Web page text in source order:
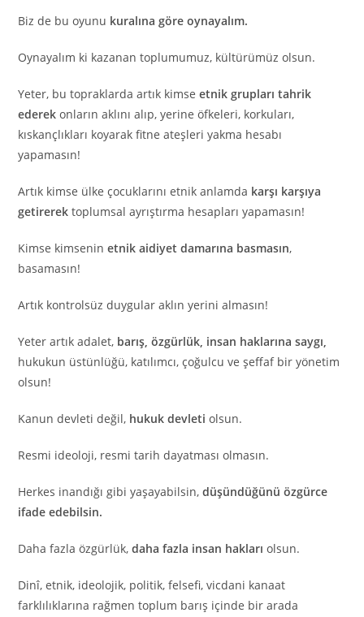
Biz de bu oyunu kuralına göre oynayalım.
Oynayalım ki kazanan toplumumuz, kültürümüz olsun.
Yeter, bu topraklarda artık kimseetnik grupları tahrik
ederek onların aklını alıp, yerine öfkeleri, korkuları,
kıskançlıkları koyarak fitne ateşleri yakma hesabı
yapamasın!
Artık kimse ülke çocuklarını etnik anlamda karşı karşıya
getirerek toplumsal ayrıştırma hesapları yapamasın!
Kimse kimseninetnik aidiyet damarına basmasın,
basamasın!
Artık kontrolsüz duygular aklın yerini almasın!
Yeter artık adalet, barış, özgürlük, insan haklarına saygı,
hukukun üstünlüğü, katılımcı, çoğulcu ve şeffaf bir yönetim
olsun!
Kanun devleti değil, hukuk devleti olsun.
Resmi ideoloji, resmi tarih dayatması olmasın.
Herkes inandığı gibi yaşayabilsin,düşündüğünü özgürce
ifade edebilsin.
Daha fazla özgürlük,daha fazla insan hakları olsun.
Dinî, etnik, ideolojik, politik, felsefi, vicdani kanaat
farklılıklarına rağmen toplum barış içinde bir arada